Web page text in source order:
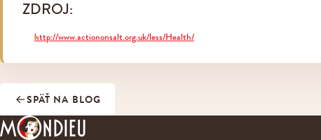
ZDROJ:
http://www.actiononsalt.org.uk/less/Health/
SPÄŤ NA BLOG
MONDIEU